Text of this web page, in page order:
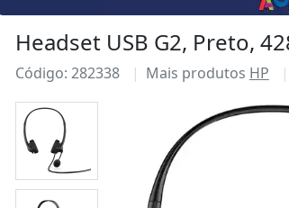
Headset USB G2, Preto,
Código: 282338 Mais produtos HP